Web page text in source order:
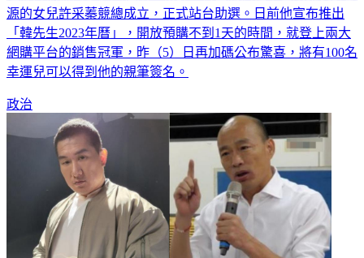
源的女兒許采蓁競總成立，正式站台助選。日前他宣布推出
「韓先生2023年曆」，開放預購不到1天的時間，就登上兩大
網購平台的銷售冠軍，昨（5）日再加碼公布驚喜，將有100名
幸運兒可以得到他的親筆簽名。
政治